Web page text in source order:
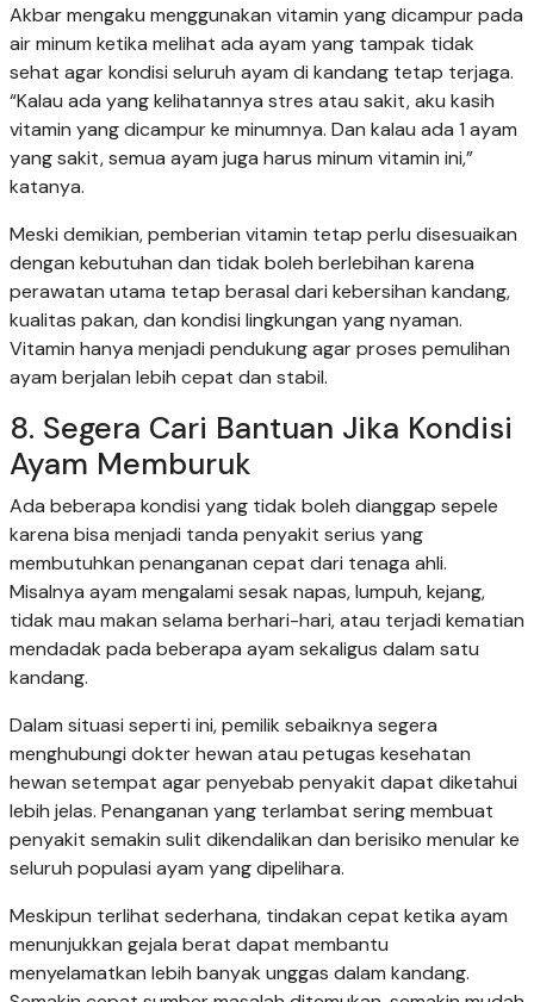
Akbar mengaku menggunakan vitamin yang dicampur pada
air minum ketika melihat ada ayam yang tampak tidak
sehat agar kondisi seluruh ayam di kandang tetap terjaga.
“Kalau ada yang kelihatannya stres atau sakit, aku kasih
vitamin yang dicampur ke minumnya. Dan kalau ada 1 ayam
yang sakit, semua ayam juga harus minum vitamin ini,”
katanya.
Meski demikian, pemberian vitamin tetap perlu disesuaikan
dengan kebutuhan dan tidak boleh berlebihan karena
perawatan utama tetap berasal dari kebersihan kandang,
kualitas pakan, dan kondisi lingkungan yang nyaman.
Vitamin hanya menjadi pendukung agar proses pemulihan
ayam berjalan lebih cepat dan stabil.
8. Segera Cari Bantuan Jika Kondisi
Ayam Memburuk
Ada beberapa kondisi yang tidak boleh dianggap sepele
karena bisa menjadi tanda penyakit serius yang
membutuhkan penanganan cepat dari tenaga ahli.
Misalnya ayam mengalami sesak napas, lumpuh, kejang,
tidak mau makan selama berhari-hari, atau terjadi kematian
mendadak pada beberapa ayam sekaligus dalam satu
kandang.
Dalam situasi seperti ini, pemilik sebaiknya segera
menghubungi dokter hewan atau petugas kesehatan
hewan setempat agar penyebab penyakit dapat diketahui
lebih jelas. Penanganan yang terlambat sering membuat
penyakit semakin sulit dikendalikan dan berisiko menular ke
seluruh populasi ayam yang dipelihara.
Meskipun terlihat sederhana, tindakan cepat ketika ayam
menunjukkan gejala berat dapat membantu
menyelamatkan lebih banyak unggas dalam kandang.